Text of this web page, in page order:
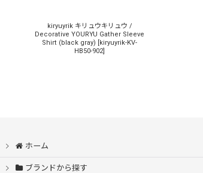
kiryuyrik キリュウキリュウ /
Decorative YOURYU Gather Sleeve
Shirt (black gray) [kiryuyrik-KV-
HB50-902]
ホーム
ブランドから探す